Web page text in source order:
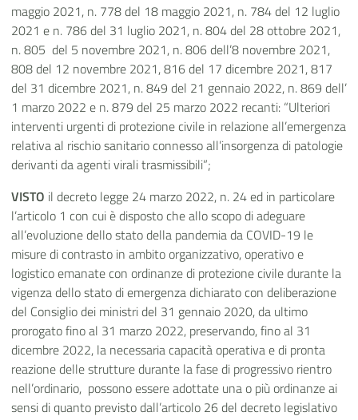
maggio 2021, n. 778 del 18 maggio 2021, n. 784 del 12 luglio
2021 e n. 786 del 31 luglio 2021, n. 804 del 28 ottobre 2021,
n. 805 del 5 novembre 2021, n. 806 dell’8 novembre 2021,
808 del 12 novembre 2021, 816 del 17 dicembre 2021, 817
del 31 dicembre 2021, n. 849 del 21 gennaio 2022, n. 869 dell’
1 marzo 2022 e n. 879 del 25 marzo 2022 recanti: “Ulteriori
interventi urgenti di protezione civile in relazione all’emergenza
relativa al rischio sanitario connesso all’insorgenza di patologie
derivanti da agenti virali trasmissibili”;
VISTO il decreto legge 24 marzo 2022, n. 24 ed in particolare
l’articolo 1 con cui è disposto che allo scopo di adeguare
all’evoluzione dello stato della pandemia da COVID-19 le
misure di contrasto in ambito organizzativo, operativo e
logistico emanate con ordinanze di protezione civile durante la
vigenza dello stato di emergenza dichiarato con deliberazione
del Consiglio dei ministri del 31 gennaio 2020, da ultimo
prorogato fino al 31 marzo 2022, preservando, fino al 31
dicembre 2022, la necessaria capacità operativa e di pronta
reazione delle strutture durante la fase di progressivo rientro
nell’ordinario, possono essere adottate una o più ordinanze ai
sensi di quanto previsto dall’articolo 26 del decreto legislativo